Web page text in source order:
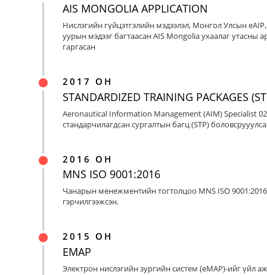
AIS MONGOLIA APPLICATION
Нислэгийн гүйцэтгэлийн мэдээлэл, Монгол Улсын
уурын мэдээг багтаасан AIS Mongolia ухаалаг утасны
гаргасан
2017 ОН
STANDARDIZED TRAINING PACKAGES
Aeronautical Information Management (AIM) Specialist
стандарчилагдсан сургалтын багц (STP)
2016 ОН
MNS ISO 9001:2016
Чанарын менежментийн тогтолцоо MNS ISO
гэрчилгээжсэн.
2015 ОН
EMAP
Электрон нислэгийн зургийн систем (eMAP)-ийг үйл